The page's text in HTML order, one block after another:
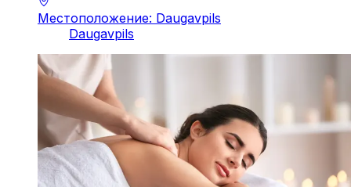
Местоположение: Daugavpils
Daugavpils